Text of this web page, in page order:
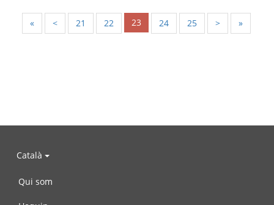
« < 21 22 23 24 25 > »
Català
Qui som